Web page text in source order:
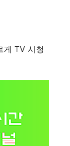
게 TV 시청